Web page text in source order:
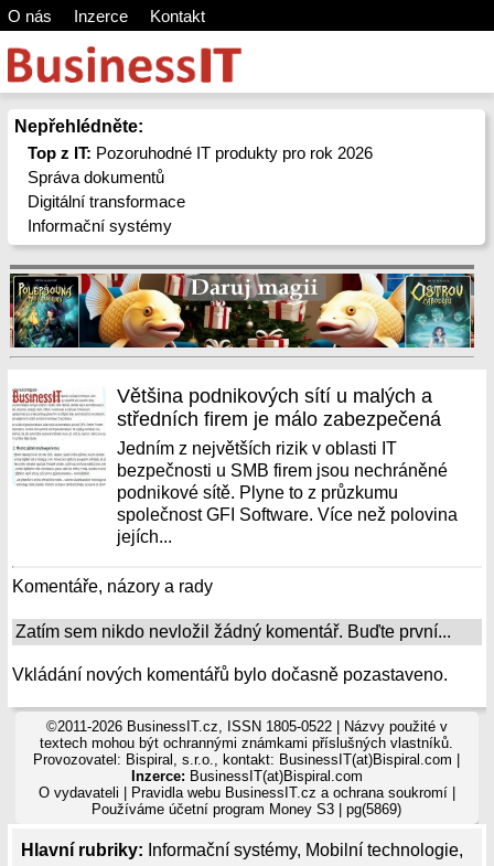
O nás Inzerce Kontakt
Nepřehlédněte:
Top z IT: Pozoruhodné IT produkty pro rok 2026
Správa dokumentů
Digitální transformace
Informační systémy
Hlavní rubriky: Informační systémy, Mobilní technologie,
Většina podnikových sítí u malých a
středních firem je málo zabezpečená
Jedním z největších rizik v oblasti IT
bezpečnosti u SMB firem jsou nechráněné
podnikové sítě. Plyne to z průzkumu
společnost GFI Software. Více než polovina
jejích...
Komentáře, názory a rady
Zatím sem nikdo nevložil žádný komentář. Buďte první...
Vkládání nových komentářů bylo dočasně pozastaveno.
©2011-2026 BusinessIT.cz, ISSN 1805-0522 | Názvy použité v
textech mohou být ochrannými známkami příslušných vlastníků.
Provozovatel: Bispiral, s.r.o., kontakt: BusinessIT(at)Bispiral.com |
Inzerce: BusinessIT(at)Bispiral.com
O vydavateli
Pravidla webu BusinessIT.cz a ochrana soukromí|
Používámeúčetní program Money S3 | pg(5869)